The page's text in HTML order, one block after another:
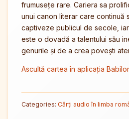
frumusețe rare. Cariera sa
unui canon literar care continuă
captiveze publicul de secole, iar
este o dovadă a talentului său
genurile și de a crea povești
Ascultă cartea în aplicația
Categories: Cărți audio în limba